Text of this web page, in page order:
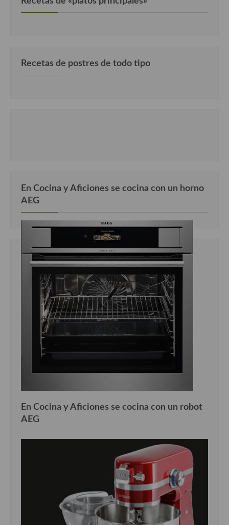
Recetas de postres de todo tipo
En Cocina y Aficiones se cocina con un horno
AEG
En Cocina y Aficiones se cocina con un robot
AEG